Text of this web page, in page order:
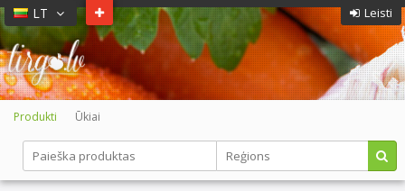
Leisti
LT
Produkti Ūkiai